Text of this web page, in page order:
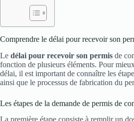
Comprendre le délai pour recevoir son
Le délai pour recevoir son permis de
fonction de plusieurs éléments. Pour
délai, il est important de connaître les
ainsi que le processus de fabrication du
Les étapes de la demande de permis de